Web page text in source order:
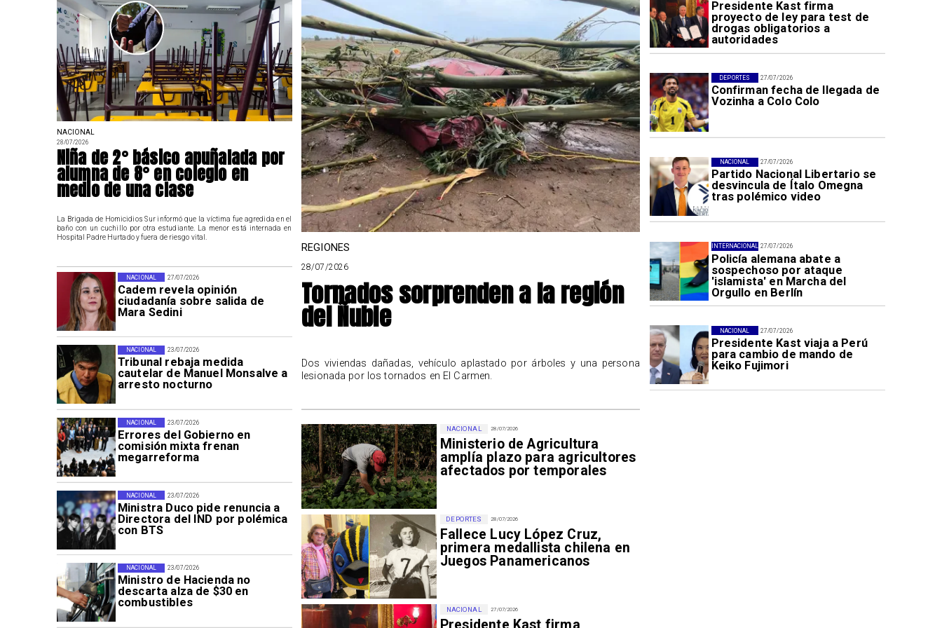
Presidente Kast firma
proyecto de ley para test de
drogas obligatorios a
autoridades
27/07/2026
Confirman fecha de llegada de
Vozinha a Colo Colo
DEPORTES
27/07/2026
Partido Nacional Libertario se
desvincula de Ítalo Omegna
tras polémico video
NACIONAL
27/07/2026
Policía alemana abate a
sospechoso por ataque
'islamista' en Marcha del
Orgullo en Berlín
INTERNACIONAL
27/07/2026
Presidente Kast viaja a Perú
para cambio de mando de
Keiko Fujimori
NACIONAL
27/07/2026
Cadem revela opinión
ciudadanía sobre salida de
Mara Sedini
NACIONAL
23/07/2026
Tribunal rebaja medida
cautelar de Manuel Monsalve a
arresto nocturno
NACIONAL
23/07/2026
Errores del Gobierno en
comisión mixta frenan
megarreforma
NACIONAL
23/07/2026
Ministra Duco pide renuncia a
Directora del IND por polémica
con BTS
NACIONAL
23/07/2026
Ministro de Hacienda no
descarta alza de $30 en
combustibles
NACIONAL
28/07/2026
Ministerio de Agricultura
amplía plazo para agricultores
afectados por temporales
NACIONAL
28/07/2026
Fallece Lucy López Cruz,
primera medallista chilena en
Juegos Panamericanos
DEPORTES
27/07/2026
Presidente Kast firma
NACIONAL
NACIONAL
28/07/2026
Niña de 2° básico apuñalada por
alumna de 8° en colegio en
medio de una clase
La Brigada de Homicidios Sur informó que la víctima fue agredida en el
baño con un cuchillo por otra estudiante. La menor está internada en
Hospital Padre Hurtado y fuera de riesgo vital.
REGIONES
28/07/2026
Tornados sorprenden a la región
del Ñuble
Dos viviendas dañadas, vehículo aplastado por árboles y una persona
lesionada por los tornados en El Carmen.